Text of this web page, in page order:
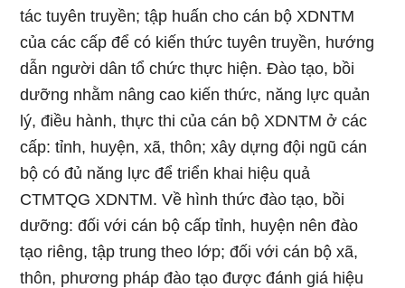
tác tuyên truyền; tập huấn cho cán bộ XDNTM
của các cấp để có kiến thức tuyên truyền, hướng
dẫn người dân tổ chức thực hiện. Đào tạo, bồi
dưỡng nhằm nâng cao kiến thức, năng lực quản
lý, điều hành, thực thi của cán bộ XDNTM ở các
cấp: tỉnh, huyện, xã, thôn; xây dựng đội ngũ cán
bộ có đủ năng lực để triển khai hiệu quả
CTMTQG XDNTM. Về hình thức đào tạo, bồi
dưỡng: đối với cán bộ cấp tỉnh, huyện nên đào
tạo riêng, tập trung theo lớp; đối với cán bộ xã,
thôn, phương pháp đào tạo được đánh giá hiệu